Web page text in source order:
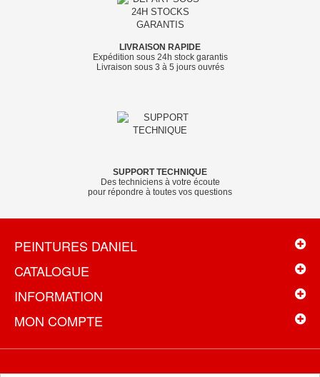
LIVRAISON RAPIDE
Expédition sous 24h stock garantis
Livraison sous 3 à 5 jours ouvrés
SUPPORT TECHNIQUE
Des techniciens à votre écoute
pour répondre à toutes vos questions
PEINTURES DANIEL
CATALOGUE
INFORMATION
MON COMPTE